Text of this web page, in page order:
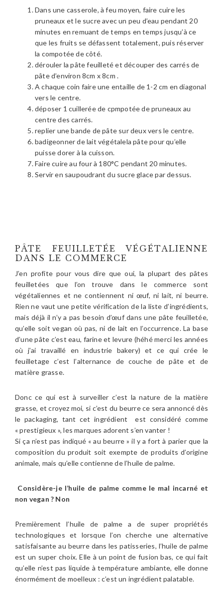
Dans une casserole, à feu moyen, faire cuire les
pruneaux et le sucre avec un peu d’eau pendant 20
minutes en remuant de temps en temps jusqu’à ce
que les fruits se défassent totalement, puis réserver
la compotée de côté.
dérouler la pâte feuilleté et découper des carrés de
pâte d’environ 8cm x 8cm .
A chaque coin faire une entaille de 1-2 cm en diagonal
vers le centre.
déposer 1 cuillerée de cpmpotée de pruneaux au
centre des carrés.
replier une bande de pâte sur deux vers le centre.
badigeonner de lait végétalela pâte pour qu’elle
puisse dorer à la cuisson.
Faire cuire au four à 180°C pendant 20 minutes.
Servir en saupoudrant du sucre glace par dessus.
PÂTE FEUILLETÉE VÉGÉTALIENNE
DANS LE COMMERCE
J’en profite pour vous dire que oui, la plupart des pâtes
feuilletées que l’on trouve dans le commerce sont
végétaliennes et ne contiennent ni œuf, ni lait, ni beurre.
Rien ne vaut une petite vérification de la liste d’ingrédients,
mais déjà il n’y a pas besoin d’œuf dans une pâte feuilletée,
qu’elle soit vegan où pas, ni de lait en l’occurrence. La base
d’une pâte c’est eau, farine et levure (héhé merci les années
où j’ai travaillé en industrie bakery) et ce qui crée le
feuilletage c’est l’alternance de couche de pâte et de
matière grasse.
Donc ce qui est à surveiller c’est la nature de la matière
grasse, et croyez moi, si c’est du beurre ce sera annoncé dès
le packaging, tant cet ingrédient est considéré comme
« prestigieux », les marques adorent s’en vanter !
Si ça n’est pas indiqué « au beurre » il y a fort à parier que la
composition du produit soit exempte de produits d’origine
animale, mais qu’elle contienne de l’huile de palme.
Considère-je l’huile de palme comme le mal incarné et
non vegan ? Non
Premièrement l’huile de palme a de super propriétés
technologiques et lorsque l’on cherche une alternative
satisfaisante au beurre dans les patisseries, l’huile de palme
est un super choix. Elle à un point de fusion bas, ce qui fait
qu’elle n’est pas liquide à température ambiante, elle donne
énormément de moelleux : c’est un ingrédient palatable.